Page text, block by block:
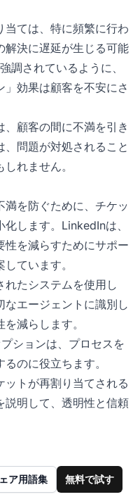
当ては、特に頻繁に行わ
解決に遅延が生じる可能
調されているように、
効果は顧客を不安にさ
、顧客の間に不満を引き
問題が対処されること
れません。
満を防ぐために、チケッ
します。LinkedInは、
性を減らすためにサポー
ています。
れたシステムを使用し
エージェントに識別し
減らします。
ションは、プロセスを
のに役立ちます。
ットが再割り当てされる
説明して、透明性と信頼
ア用語集 無料で試す